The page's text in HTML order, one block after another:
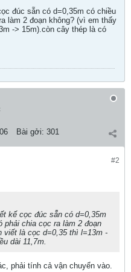
đúc sẵn có d=0,35m có chiều
làm 2 đoạn không? (vì em thấy
-> 15m).còn cây thép là có
Bài gởi: 301
#2
kế cọc đúc sẵn có d=0,35m
phải chia cọc ra làm 2 đoạn
viết là cọc d=0,35 thì l=13m -
dài 11,7m.
phải tính cả vận chuyển vào.